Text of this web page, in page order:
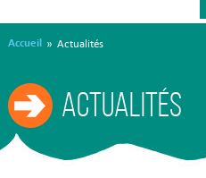
Accueil » Actualités
Actualités